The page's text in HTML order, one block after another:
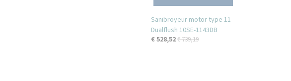
Sanibroyeur motor type 11
Dualflush 10SE-1143DB
€ 528,52€ 739,19